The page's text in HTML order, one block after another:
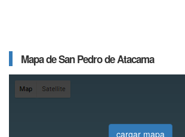
Mapa de San Pedro de Atacama
cargar mapa